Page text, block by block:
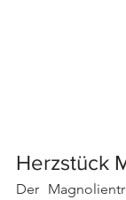
Herzstück
Der